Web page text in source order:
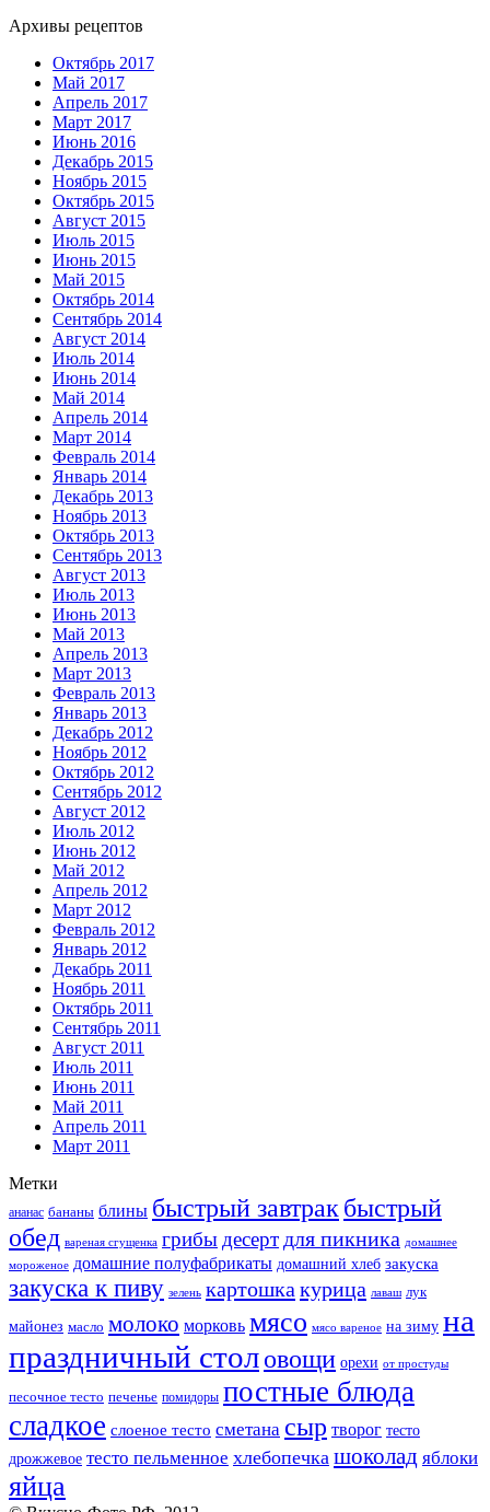
Архивы рецептов
Октябрь 2017
Май 2017
Апрель 2017
Март 2017
Июнь 2016
Декабрь 2015
Ноябрь 2015
Октябрь 2015
Август 2015
Июль 2015
Июнь 2015
Май 2015
Октябрь 2014
Сентябрь 2014
Август 2014
Июль 2014
Июнь 2014
Май 2014
Апрель 2014
Март 2014
Февраль 2014
Январь 2014
Декабрь 2013
Ноябрь 2013
Октябрь 2013
Сентябрь 2013
Август 2013
Июль 2013
Июнь 2013
Май 2013
Апрель 2013
Март 2013
Февраль 2013
Январь 2013
Декабрь 2012
Ноябрь 2012
Октябрь 2012
Сентябрь 2012
Август 2012
Июль 2012
Июнь 2012
Май 2012
Апрель 2012
Март 2012
Февраль 2012
Январь 2012
Декабрь 2011
Ноябрь 2011
Октябрь 2011
Сентябрь 2011
Август 2011
Июль 2011
Июнь 2011
Май 2011
Апрель 2011
Март 2011
Метки
ананас бананы блины быстрый завтрак быстрый
обед вареная сгущенка грибы десерт для пикника домашнее
мороженое домашние полуфабрикаты домашний хлеб закуска
закуска к пиву зелень картошка курица лаваш лук
майонез масло молоко морковь мясо мясо вареное на зиму на
праздничный столовощи орехи от простуды
песочное тесто печенье помидоры постные блюда
сладкое слоеное тесто сметана сыр творог тесто
дрожжевое тесто пельменное хлебопечка шоколад яблоки
яйца